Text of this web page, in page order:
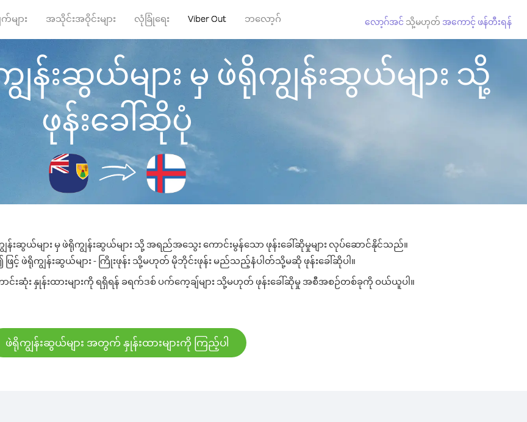
များ အသိုင်းအဝိုင်းများ လုံခြုံရေး Viber Out ဘလော့ဂ် လော့ဂ်အင် သို့မဟုတ် အကောင့် ဖန်တီးရန်
းဆွယ်များ မှ ဖဲရိုကျွန်းဆွယ်များ သို့
ဖုန်းခေါ်ဆိုပုံ
းဆွယ်များ မှ ဖဲရိုကျွန်းဆွယ်များ သို့ အရည်အသွေး ကောင်းမွန်သော ဖုန်းခေါ်ဆိုမှုများ လုပ်ဆောင်နိုင်သည်။
ဖြင့် ဖဲရိုကျွန်းဆွယ်များ - ကြိုးဖုန်း သို့မဟုတ် မိုဘိုင်းဖုန်း မည်သည့်နံပါတ်သို့မဆို ဖုန်းခေါ်ဆိုပါ။
းဆုံး နှုန်းထားများကို ရရှိရန် ခရက်ဒစ် ပက်ကေ့ချ်များ သို့မဟုတ် ဖုန်းခေါ်ဆိုမှု အစီအစဉ်တစ်ခုကို ဝယ်ယူပါ။
ဖဲရိုကျွန်းဆွယ်များ အတွက် နှုန်းထားများကို ကြည့်ပါ